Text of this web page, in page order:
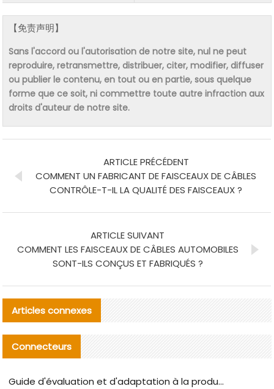
【免责声明】
Sans l'accord ou l'autorisation de notre site, nul ne peut
reproduire, retransmettre, distribuer, citer, modifier, diffuser
ou publier le contenu, en tout ou en partie, sous quelque
forme que ce soit, ni commettre toute autre infraction aux
droits d'auteur de notre site.
ARTICLE PRÉCÉDENT
COMMENT UN FABRICANT DE FAISCEAUX DE CÂBLES
CONTRÔLE-T-IL LA QUALITÉ DES FAISCEAUX ?
ARTICLE SUIVANT
COMMENT LES FAISCEAUX DE CÂBLES AUTOMOBILES
SONT-ILS CONÇUS ET FABRIQUÉS ?
Articles connexes
Connecteurs
Guide d'évaluation et d'adaptation à la production des composants de câbles nationaux CNC Tech